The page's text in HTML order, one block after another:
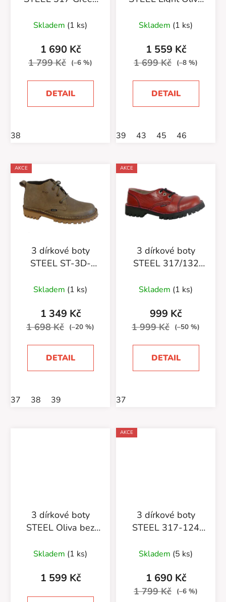
Skladem (1 ks)
1 690 Kč
1 799 Kč (–6 %)
DETAIL
38
Skladem (1 ks)
1 559 Kč
1 699 Kč (–8 %)
DETAIL
39 43 45 46
AKCE
3 dírkové boty
STEEL ST-3D-
BEIGE bez oceli
Skladem (1 ks)
1 349 Kč
1 698 Kč (–20 %)
DETAIL
37 38 39
AKCE
3 dírkové boty
STEEL 317/132
Skladem (1 ks)
999 Kč
1 999 Kč (–50 %)
DETAIL
37
3 dírkové boty
STEEL Oliva bez
Skladem (1 ks)
1 599 Kč
AKCE
3 dírkové boty
STEEL 317-124
Skladem (5 ks)
1 690 Kč
1 799 Kč (–6 %)